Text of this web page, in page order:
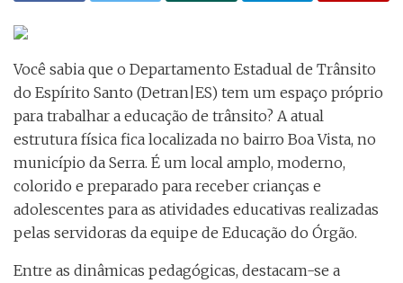
Você sabia que o Departamento Estadual de Trânsito
do Espírito Santo (Detran|ES) tem um espaço próprio
para trabalhar a educação de trânsito? A atual
estrutura física fica localizada no bairro Boa Vista, no
município da Serra. É um local amplo, moderno,
colorido e preparado para receber crianças e
adolescentes para as atividades educativas realizadas
pelas servidoras da equipe de Educação do Órgão.
Entre as dinâmicas pedagógicas, destacam-se a